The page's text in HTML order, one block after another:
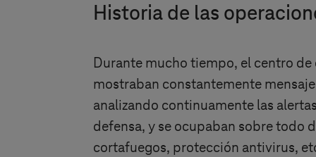
Historia de las
Durante mucho tiempo, el centro
mostraban constantemente
analizando continuamente las
defensa, y se ocupaban sobre todo
cortafuegos, protección antivirus,